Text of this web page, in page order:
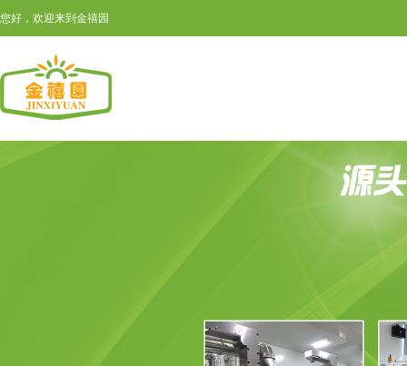
您好，欢迎来到金禧园